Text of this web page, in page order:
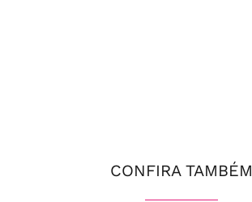
CONFIRA TAMBÉM